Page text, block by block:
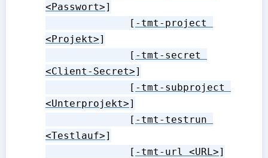
<Passwort>]
              [
-tmt-project
<Projekt>]
              [
-tmt-secret
<Client-Secret>]
              [
-tmt-subproject
<Unterprojekt>]
              [
-tmt-testrun
<Testlauf>]
              [
-tmt-url <URL>]